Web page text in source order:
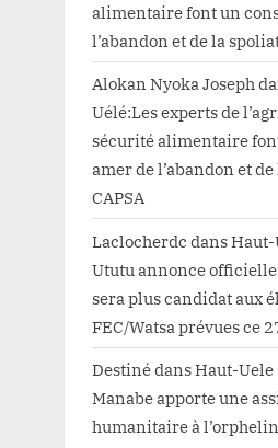
alimentaire font un
l’abandon et de la
Alokan Nyoka Joseph
Uélé:Les experts de
sécurité alimentaire
amer de l’abandon et
CAPSA
Laclocherdc dansHaut-
Ututu annonce
sera plus candidat aux
FEC/Watsa prévues ce
DestinédansHaut-Uele
Manabe apporte une
humanitaire à